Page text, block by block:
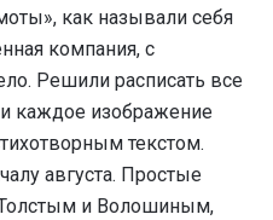
как называли себя
компания, с
Решили расписать все
каждое изображение
текстом.
августа. Простые
и Волошиным,